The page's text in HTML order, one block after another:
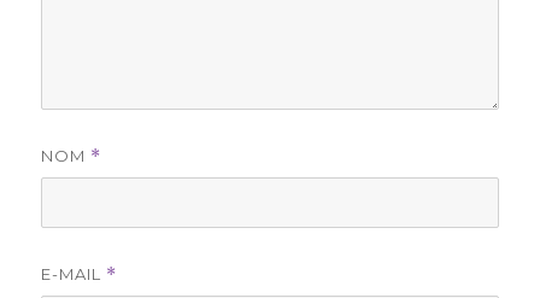
NOM *
E-MAIL *